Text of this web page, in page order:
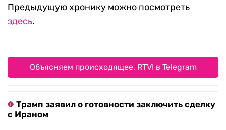
Предыдущую хронику можно посмотреть
здесь.
Объясняем происходящее. RTVI в Telegram
Трамп заявил о готовности заключить сделку
с Ираном